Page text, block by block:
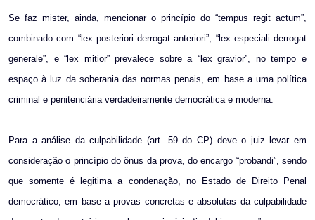
Se faz mister, ainda, mencionar o princípio do “tempus regit actum”,
combinado com “lex posteriori derrogat anteriori”, “lex especiali derrogat
generale”, e “lex mitior” prevalece sobre a “lex gravior”, no tempo e
espaço à luz da soberania das normas penais, em base a uma política
criminal e penitenciária verdadeiramente democrática e moderna.
Para a análise da culpabilidade (art. 59 do CP) deve o juiz levar em
consideração o princípio do ônus da prova, do encargo “probandi”, sendo
que somente é legitima a condenação, no Estado de Direito Penal
democrático, em base a provas concretas e absolutas da culpabilidade